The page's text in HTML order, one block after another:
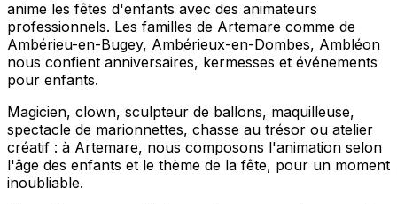
anime les fêtes d'enfants avec des animateurs
professionnels. Les familles de Artemare comme de
Ambérieu-en-Bugey, Ambérieux-en-Dombes, Ambléon
nous confient anniversaires, kermesses et événements
pour enfants.
Magicien, clown, sculpteur de ballons, maquilleuse,
spectacle de marionnettes, chasse au trésor ou atelier
créatif : à Artemare, nous composons l'animation selon
l'âge des enfants et le thème de la fête, pour un moment
inoubliable.